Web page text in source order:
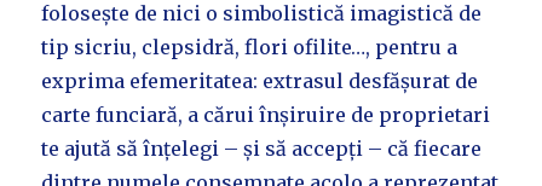
folosește de nici o simbolistică imagistică de
tip sicriu, clepsidră, flori ofilite…, pentru a
exprima efemeritatea: extrasul desfășurat de
carte funciară, a cărui înșiruire de proprietari
te ajută să înțelegi – și să accepți – că fiecare